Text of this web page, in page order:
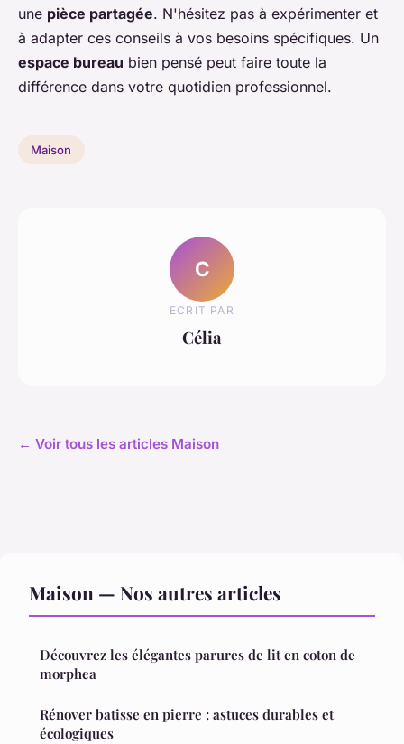
une pièce partagée. N'hésitez pas à expérimenter et
à adapter ces conseils à vos besoins spécifiques. Un
espace bureau bien pensé peut faire toute la
différence dans votre quotidien professionnel.
Maison
C
ECRIT PAR
Célia
← Voir tous les articles Maison
Maison — Nos autres articles
Découvrez les élégantes parures de lit en coton de
morphea
Rénover batisse en pierre : astuces durables et
écologiques